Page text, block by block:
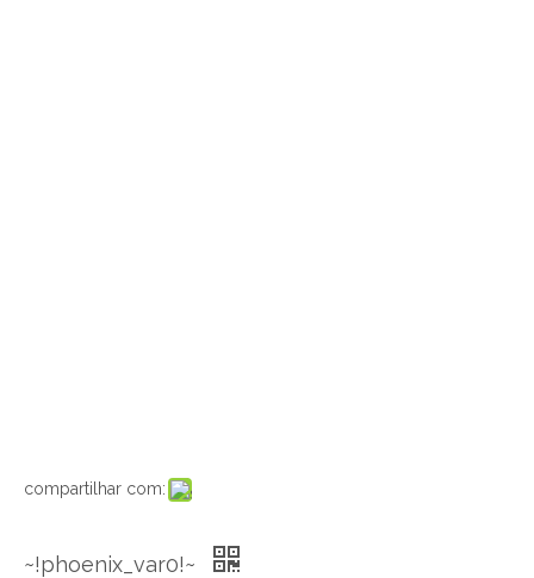
compartilhar com:
~!phoenix_var0!~